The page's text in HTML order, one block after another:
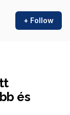
+ Follow
és